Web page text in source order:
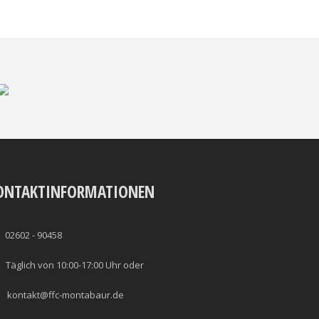
02602 - 90458
Täglich von 10:00-17:00 Uhr oder
kontakt@ffc-montabaur.de